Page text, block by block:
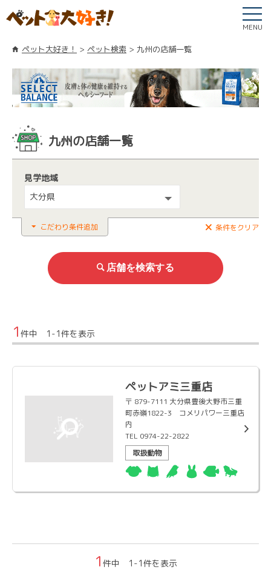
MENU
ペット大好き！ ペット検索 九州の店舗一覧
九州の店舗一覧
見学地域
大分県
こだわり条件追加 条件をクリア
1 件中 1-1件を表示
ペットアミ三重店
〒 879-7111 大分県豊後大野市三重
町赤嶺1822-3 コメリパワー三重店
内
TEL 0974-22-2822
取扱動物
1 件中 1-1件を表示